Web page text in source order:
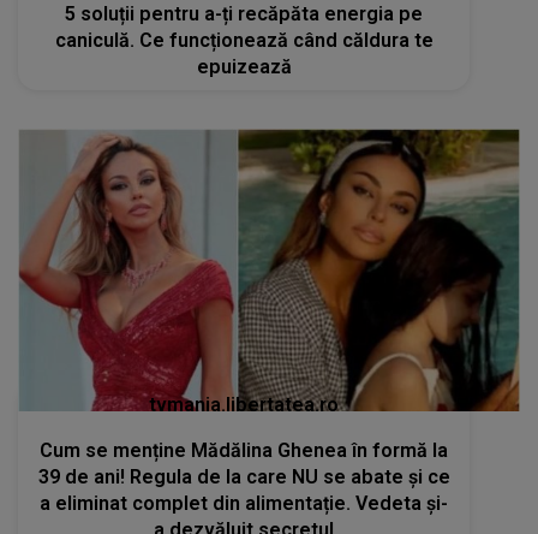
5 soluții pentru a-ți recăpăta energia pe
caniculă. Ce funcționează când căldura te
epuizează
tvmania.libertatea.ro
Cum se menține Mădălina Ghenea în formă la
39 de ani! Regula de la care NU se abate și ce
a eliminat complet din alimentație. Vedeta și-